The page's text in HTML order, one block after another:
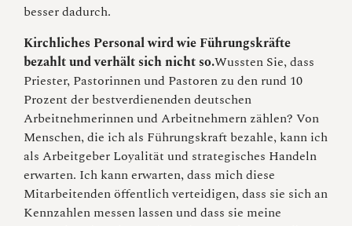
besser dadurch.
Kirchliches Personal wird wie Führungskräfte
bezahlt und verhält sich nicht so.Wussten Sie, dass
Priester, Pastorinnen und Pastoren zu den rund 10
Prozent der bestverdienenden deutschen
Arbeitnehmerinnen und Arbeitnehmern zählen? Von
Menschen, die ich als Führungskraft bezahle, kann ich
als Arbeitgeber Loyalität und strategisches Handeln
erwarten. Ich kann erwarten, dass mich diese
Mitarbeitenden öffentlich verteidigen, dass sie sich an
Kennzahlen messen lassen und dass sie meine